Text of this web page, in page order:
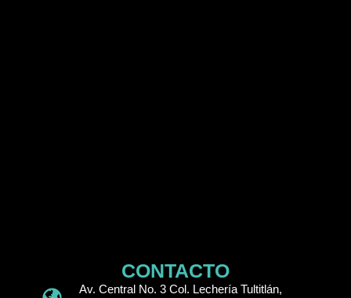
CONTACTO
Av. Central No. 3 Col. Lechería Tultitlán,